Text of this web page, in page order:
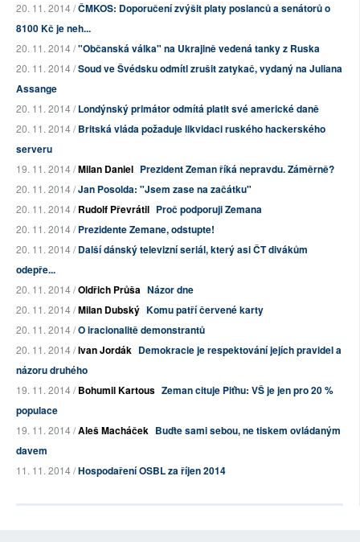
20. 11. 2014 /ČMKOS: Doporučení zvýšit platy poslanců a senátorů o
8100 Kč je neh...
20. 11. 2014 /"Občanská válka" na Ukrajině vedená tanky z Ruska
20. 11. 2014 /Soud ve Švédsku odmítl zrušit zatykač, vydaný na Juliana
Assange
20. 11. 2014 /Londýnský primátor odmítá platit své americké daně
20. 11. 2014 /Britská vláda požaduje likvidaci ruského hackerského
serveru
19. 11. 2014 /Milan Daniel Prezident Zeman říká nepravdu. Záměrně?
20. 11. 2014 /Jan Posolda: "Jsem zase na začátku"
20. 11. 2014 /Rudolf Převrátil Proč podporuji Zemana
20. 11. 2014 /Prezidente Zemane, odstupte!
20. 11. 2014 /Další dánský televizní seriál, který asi ČT divákům
odepře...
20. 11. 2014 /Oldřich Průša Názor dne
20. 11. 2014 /Milan Dubský Komu patří červené karty
20. 11. 2014 /O iracionalitě demonstrantů
20. 11. 2014 /Ivan Jordák Demokracie je respektování jejích pravidel a
názoru druhého
19. 11. 2014 /Bohumil Kartous Zeman cituje Piťhu: VŠ je jen pro 20 %
populace
19. 11. 2014 /Aleš Macháček Buďte sami sebou, ne tiskem ovládaným
davem
11. 11. 2014 /Hospodaření OSBL za říjen 2014